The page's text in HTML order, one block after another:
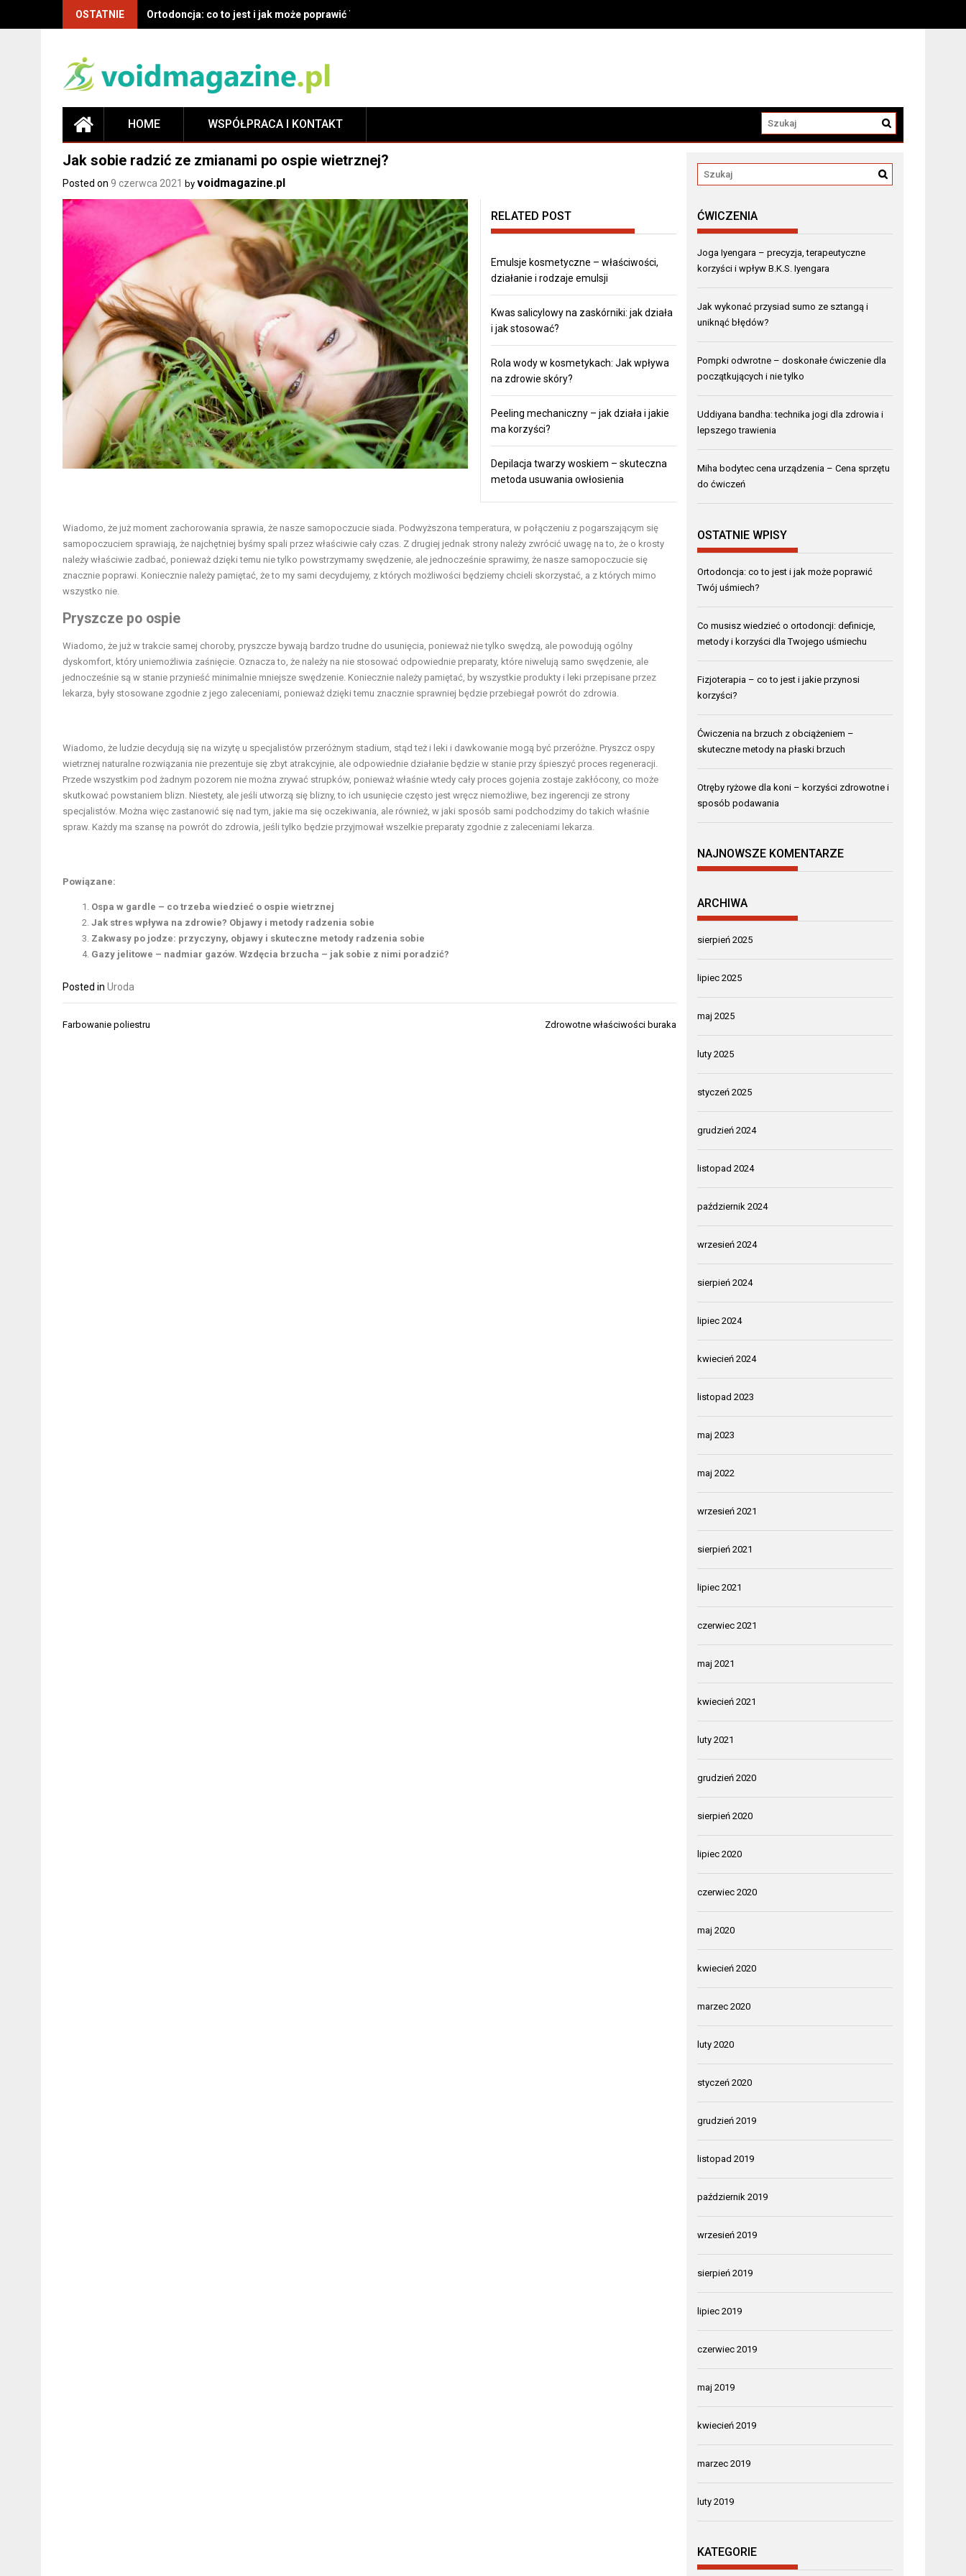
OSTATNIE Ortodoncja: co to jest i jak może poprawić Twój uśmiech?
HOME WSPÓŁPRACA I KONTAKT
Jak sobie radzić ze zmianami po ospie wietrznej?
Posted on 9 czerwca 2021 by voidmagazine.pl
RELATED POST
Emulsje kosmetyczne – właściwości,
działanie i rodzaje emulsji
Kwas salicylowy na zaskórniki: jak działa
i jak stosować?
Rola wody w kosmetykach: Jak wpływa
na zdrowie skóry?
Peeling mechaniczny – jak działa i jakie
ma korzyści?
Depilacja twarzy woskiem – skuteczna
metoda usuwania owłosienia
Wiadomo, że już moment zachorowania sprawia, że nasze samopoczucie siada. Podwyższona temperatura, w połączeniu z pogarszającym się
samopoczuciem sprawiają, że najchętniej byśmy spali przez właściwie cały czas. Z drugiej jednak strony należy zwrócić uwagę na to, że o krosty
należy właściwie zadbać, ponieważ dzięki temu nie tylko powstrzymamy swędzenie, ale jednocześnie sprawimy, że nasze samopoczucie się
znacznie poprawi. Koniecznie należy pamiętać, że to my sami decydujemy, z których możliwości będziemy chcieli skorzystać, a z których mimo
wszystko nie.
Pryszcze po ospie
Wiadomo, że już w trakcie samej choroby, pryszcze bywają bardzo trudne do usunięcia, ponieważ nie tylko swędzą, ale powodują ogólny
dyskomfort, który uniemożliwia zaśnięcie. Oznacza to, że należy na nie stosować odpowiednie preparaty, które niwelują samo swędzenie, ale
jednocześnie są w stanie przynieść minimalnie mniejsze swędzenie. Koniecznie należy pamiętać, by wszystkie produkty i leki przepisane przez
lekarza, były stosowane zgodnie z jego zaleceniami, ponieważ dzięki temu znacznie sprawniej będzie przebiegał powrót do zdrowia.
Wiadomo, że ludzie decydują się na wizytę u specjalistów przeróżnym stadium, stąd też i leki i dawkowanie mogą być przeróżne. Pryszcz ospy
wietrznej naturalne rozwiązania nie prezentuje się zbyt atrakcyjnie, ale odpowiednie działanie będzie w stanie przy śpieszyć proces regeneracji.
Przede wszystkim pod żadnym pozorem nie można zrywać strupków, ponieważ właśnie wtedy cały proces gojenia zostaje zakłócony, co może
skutkować powstaniem blizn. Niestety, ale jeśli utworzą się blizny, to ich usunięcie często jest wręcz niemożliwe, bez ingerencji ze strony
specjalistów. Można więc zastanowić się nad tym, jakie ma się oczekiwania, ale również, w jaki sposób sami podchodzimy do takich właśnie
spraw. Każdy ma szansę na powrót do zdrowia, jeśli tylko będzie przyjmował wszelkie preparaty zgodnie z zaleceniami lekarza.
Powiązane:
Ospa w gardle – co trzeba wiedzieć o ospie wietrznej
Jak stres wpływa na zdrowie? Objawy i metody radzenia sobie
Zakwasy po jodze: przyczyny, objawy i skuteczne metody radzenia sobie
Gazy jelitowe – nadmiar gazów. Wzdęcia brzucha – jak sobie z nimi poradzić?
Posted in Uroda
Nawigacja
Farbowanie poliestru Zdrowotne właściwości buraka
ĆWICZENIA
Joga Iyengara – precyzja, terapeutyczne
korzyści i wpływ B.K.S. Iyengara
Jak wykonać przysiad sumo ze sztangą i
uniknąć błędów?
Pompki odwrotne – doskonałe ćwiczenie dla
początkujących i nie tylko
Uddiyana bandha: technika jogi dla zdrowia i
lepszego trawienia
Miha bodytec cena urządzenia – Cena sprzętu
do ćwiczeń
OSTATNIE WPISY
Ortodoncja: co to jest i jak może poprawić
Twój uśmiech?
Co musisz wiedzieć o ortodoncji: definicje,
metody i korzyści dla Twojego uśmiechu
Fizjoterapia – co to jest i jakie przynosi
korzyści?
Ćwiczenia na brzuch z obciążeniem –
skuteczne metody na płaski brzuch
Otręby ryżowe dla koni – korzyści zdrowotne i
sposób podawania
NAJNOWSZE KOMENTARZE
ARCHIWA
sierpień 2025
lipiec 2025
maj 2025
luty 2025
styczeń 2025
grudzień 2024
listopad 2024
październik 2024
wrzesień 2024
sierpień 2024
lipiec 2024
kwiecień 2024
listopad 2023
maj 2023
maj 2022
wrzesień 2021
sierpień 2021
lipiec 2021
czerwiec 2021
maj 2021
kwiecień 2021
luty 2021
grudzień 2020
sierpień 2020
lipiec 2020
czerwiec 2020
maj 2020
kwiecień 2020
marzec 2020
luty 2020
styczeń 2020
grudzień 2019
listopad 2019
październik 2019
wrzesień 2019
sierpień 2019
lipiec 2019
czerwiec 2019
maj 2019
kwiecień 2019
marzec 2019
luty 2019
KATEGORIE